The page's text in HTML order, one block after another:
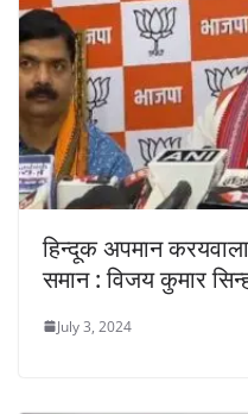
हिन्दूक अपमान
समान : विजय कुमार
July 3, 2024